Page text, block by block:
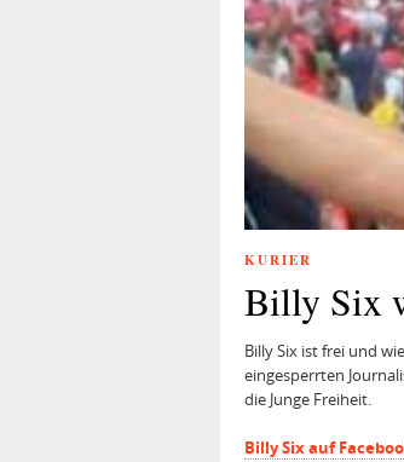
KURIER
Billy Six
Billy Six ist frei und
eingesperrten
die Junge Freiheit.
Billy Six auf